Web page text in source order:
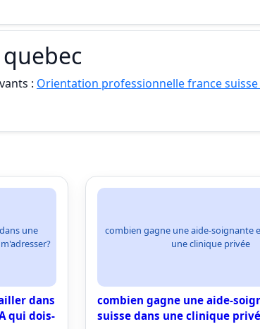
: Orientation professionnelle france suisse
une
dans
qui dois-
combien gagne une aide-soignante
une clinique privée
combien gagne une aide-
suisse dans une clinique